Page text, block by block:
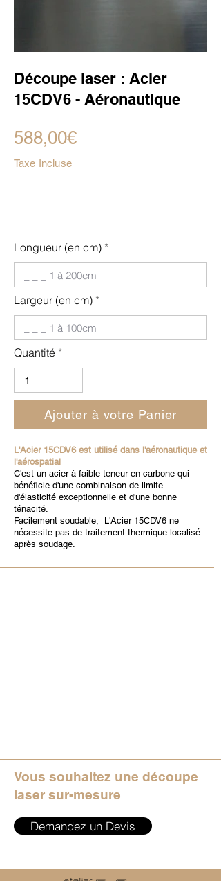
Découpe laser : Acier
15CDV6 - Aéronautique
588,00€
Taxe Incluse
Longueur (en cm)
Largeur (en cm)
Quantité
Ajouter à votre Panier
L'Acier 15CDV6 est utilisé dans l'aéronautique et
l'aérospatial
C'est un acier à faible teneur en carbone qui
bénéficie d'une combinaison de limite
d'élasticité exceptionnelle et d'une bonne
ténacité.
Facilement soudable, L'Acier 15CDV6 ne
nécessite pas de traitement thermique localisé
après soudage.
Vous souhaitez une découpe
laser sur-mesure
Demandez un Devis